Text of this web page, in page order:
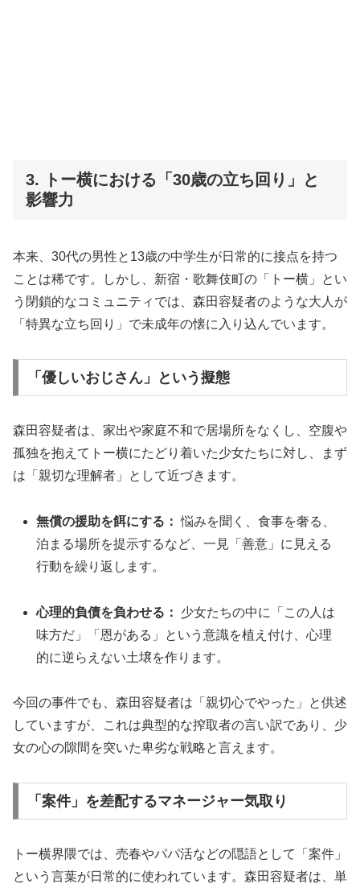
3. トー横における「30歳の立ち回り」と
影響力
本来、30代の男性と13歳の中学生が日常的に接点を持つ
ことは稀です。しかし、新宿・歌舞伎町の「トー横」とい
う閉鎖的なコミュニティでは、森田容疑者のような大人が
「特異な立ち回り」で未成年の懐に入り込んでいます。
「優しいおじさん」という擬態
森田容疑者は、家出や家庭不和で居場所をなくし、空腹や
孤独を抱えてトー横にたどり着いた少女たちに対し、まず
は「親切な理解者」として近づきます。
無償の援助を餌にする： 悩みを聞く、食事を奢る、
泊まる場所を提示するなど、一見「善意」に見える
行動を繰り返します。
心理的負債を負わせる：
少女たちの中に「この人は
味方だ」「恩がある」という意識を植え付け、心理
的に逆らえない土壌を作ります。
今回の事件でも、森田容疑者は「親切心でやった」と供述
していますが、これは典型的な搾取者の言い訳であり、少
女の心の隙間を突いた卑劣な戦略と言えます。
「案件」を差配するマネージャー気取り
トー横界隈では、売春やパパ活などの隠語として「案件」
という言葉が日常的に使われています。森田容疑者は、単